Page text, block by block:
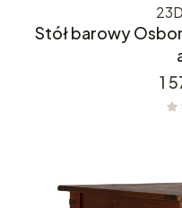
Stół barowy
1